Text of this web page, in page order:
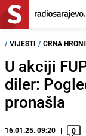
/ VIJESTI / CRNA
U akciji
diler:
pronašla
16.01.25. 09:20 0